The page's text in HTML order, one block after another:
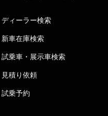
ディーラー検索
新車在庫検索
試乗車・展示車検索
見積り依頼
試乗予約